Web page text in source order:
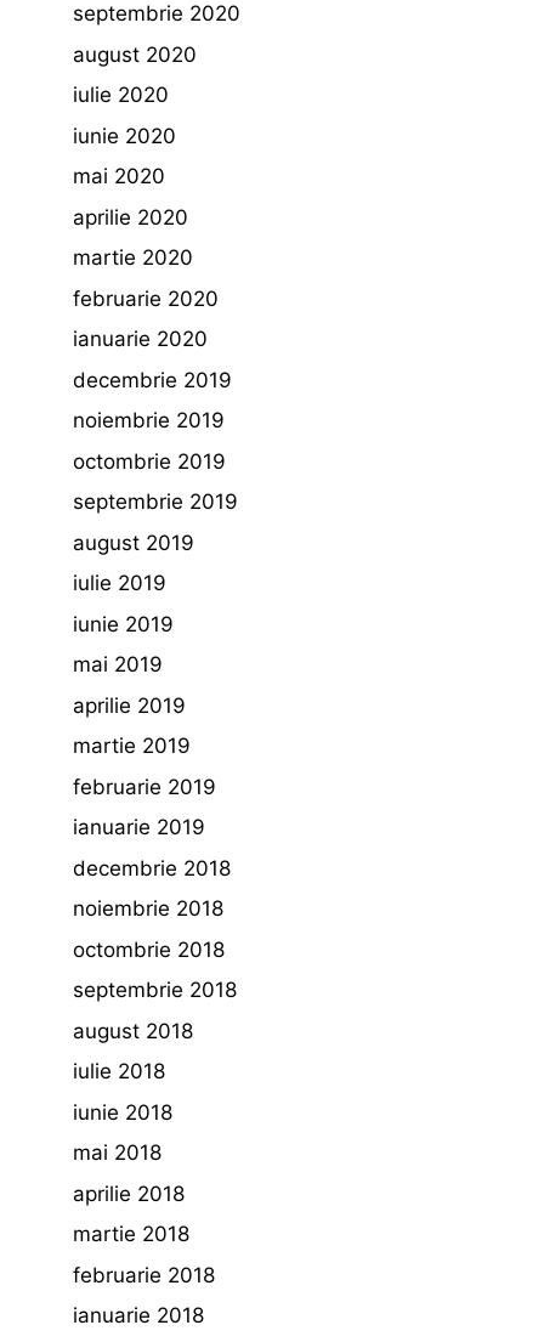
septembrie 2020
august 2020
iulie 2020
iunie 2020
mai 2020
aprilie 2020
martie 2020
februarie 2020
ianuarie 2020
decembrie 2019
noiembrie 2019
octombrie 2019
septembrie 2019
august 2019
iulie 2019
iunie 2019
mai 2019
aprilie 2019
martie 2019
februarie 2019
ianuarie 2019
decembrie 2018
noiembrie 2018
octombrie 2018
septembrie 2018
august 2018
iulie 2018
iunie 2018
mai 2018
aprilie 2018
martie 2018
februarie 2018
ianuarie 2018